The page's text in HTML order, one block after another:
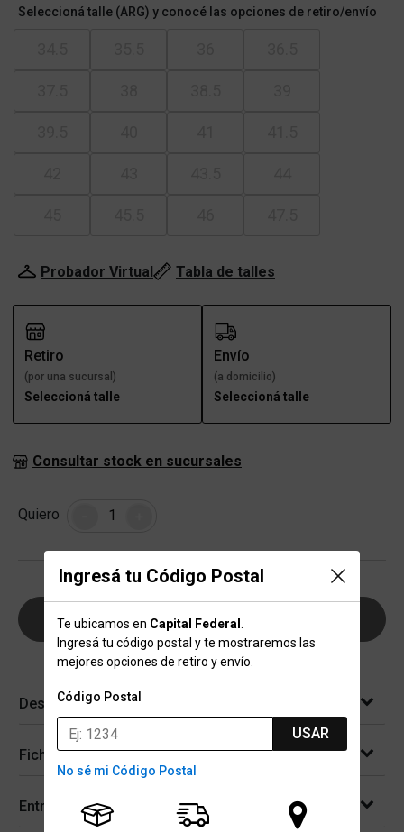
Ingresá tu Código Postal
Te ubicamos en Capital Federal
Ingresá tu código postal y te mostraremos las
mejores opciones de retiro y envío.
Código Postal
USAR
No sé mi Código Postal
Seleccioná talle (ARG) y conocé las opciones de retiro/envío
Probador Virtual Tabla de talles
Retiro
(por una sucursal)
Seleccioná talle
Envío
(a domicilio)
Seleccioná talle
Consultar stock en sucursales
Quiero Cantidad
AGREGAR AL CARRITO
Descripción
Ficha técnica
Entregas